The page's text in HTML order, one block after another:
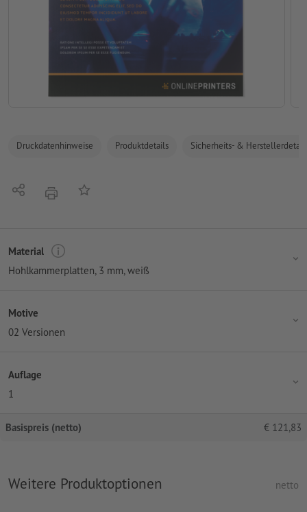
Druckdatenhinweise Produktdetails Sicherheits- &
Teilen DruckenAuf die Merkliste
Material
Hohlkammerplatten, 3 mm, weiß
Motive
02 Versionen
Auflage
1
Basispreis (netto) € 121,83
Weitere Produktoptionen netto